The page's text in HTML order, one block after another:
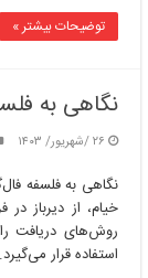
توضیحات بیشتر »
نگاهی به
۲۶ /شهریور/ ۱۴۰۳
نگاهی به فلسفه
خیام، از دیرباز
روش‌های دریافت
استفاده قرار